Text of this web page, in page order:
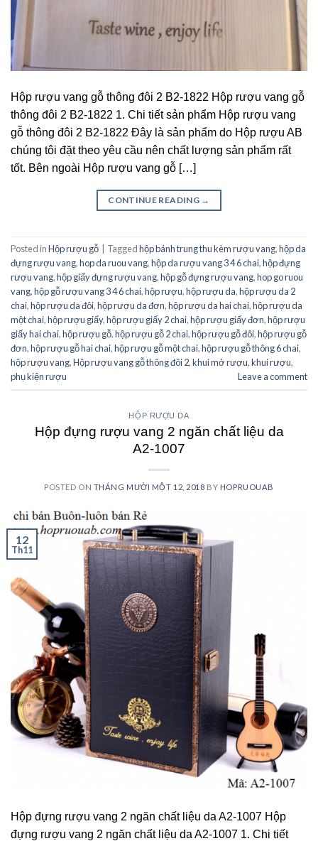
Hộp rượu vang gỗ thông đôi 2 B2-1822 Hộp rượu vang gỗ
thông đôi 2 B2-1822 1. Chi tiết sản phẩm Hộp rượu vang
gỗ thông đôi 2 B2-1822 Đây là sản phẩm do Hộp rượu AB
chúng tôi đặt theo yêu cầu nên chất lượng sản phẩm rất
tốt. Bên ngoài Hộp rượu vang gỗ […]
CONTINUE READING →
Posted inHộp rượu gỗ Taggedhộp bánh trung thu kèm rượu vang,hộp da
đựng rượu vang,hop da ruou vang,hộp da rượu vang 3 4 6 chai,hộp đựng
rượu vang,hộp giấy đựng rượu vang,hộp gỗ đựng rượu vang,hop go ruou
vang,hộp gỗ rượu vang 3 4 6 chai,hộp rượu,hộp rượu da,hộp rượu da 2
chai,hộp rượu da đôi,hộp rượu da đơn,hộp rượu da hai chai,hộp rượu da
một chai,hộp rượu giấy,hộp rượu giấy 2 chai,hộp rượu giấy đơn,hộp rượu
giấy hai chai,hộp rượu gỗ,hộp rượu gỗ 2 chai,hộp rượu gỗ đôi,hộp rượu gỗ
đơn,hộp rượu gỗ hai chai,hộp rượu gỗ một chai,hộp rượu gỗ thông 6 chai,
hộp rượu vang,Hộp rượu vang gỗ thông đôi 2,khui mở rượu,khui rượu,
phụ kiện rượu
Leave a comment
HỘP RƯỢU DA
Hộp đựng rượu vang 2 ngăn chất liệu da
A2-1007
POSTED ON THÁNG MƯỜI MỘT 12, 2018 BY HOPRUOUAB
12
Th11
Hộp đựng rượu vang 2 ngăn chất liệu da A2-1007 Hộp
đựng rượu vang 2 ngăn chất liệu da A2-1007 1. Chi tiết